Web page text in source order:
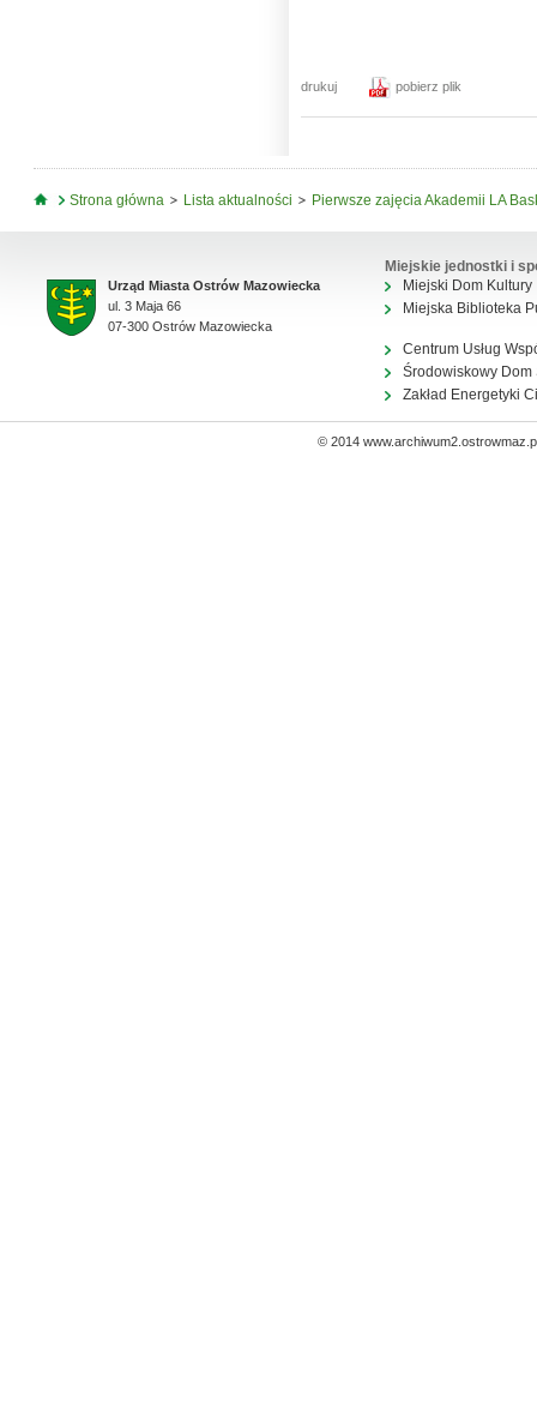
drukuj pobierz plik
Jesteś tutaj
Strona główna Lista aktualności Pierwsze zajęcia Akademii LA
Urząd Miasta Ostrów Mazowiecka
ul. 3 Maja 66
07-300 Ostrów Mazowiecka
Miejskie jednostki i
Miejski Dom Kultury
Miejska Biblioteka
Centrum Usług
Środowiskowy Dom
Zakład Energetyki
© 2014